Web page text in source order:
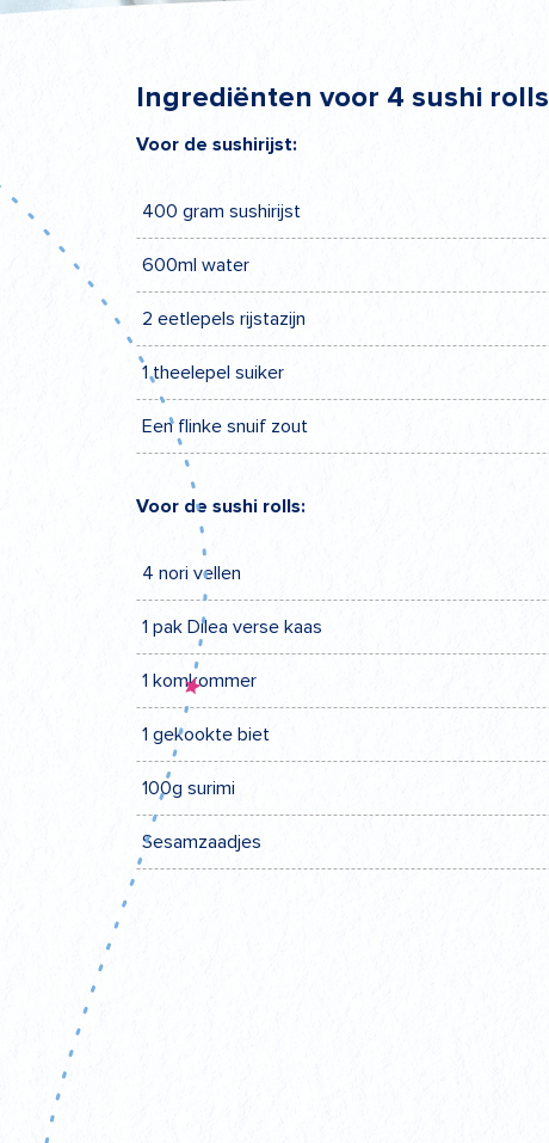
Ingrediënten voor 4 sushi rolls
Voor de sushirijst:
400 gram sushirijst
600ml water
2 eetlepels rijstazijn
1 theelepel suiker
Een flinke snuif zout
Voor de sushi rolls:
4 nori vellen
1 pak Dilea verse kaas
1 komkommer
1 gekookte biet
100g surimi
Sesamzaadjes